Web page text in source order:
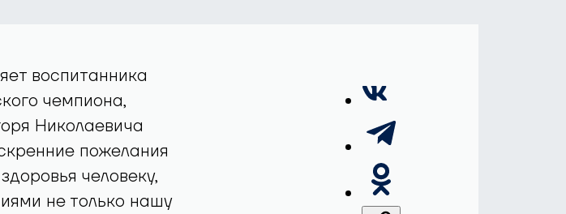
воспитанника
чемпиона,
Николаевича
пожелания
человеку,
не только нашу